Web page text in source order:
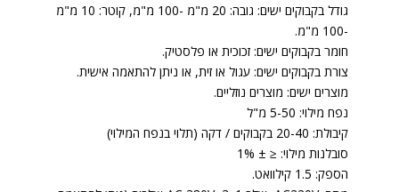
גודל בקבוקים ישים: גובה: 20 מ"מ -100 מ"מ, קוטר: 10 מ"מ
-100 מ"מ.
חומר בקבוקים ישים: זכוכית או פלסטיק.
צורת בקבוקים ישים: עגול או זית, או ניתן להתאמה אישית.
מוצרים ישים: מוצרים נוזליים.
נפח מילוי: 5-50 מ"ל
קיבולת: 20-40 בקבוקים / דקה (תלוי בנפח המילוי)
סובלנות מילוי: ≤ ± 1%
הספק: 1.5 קילוואט.